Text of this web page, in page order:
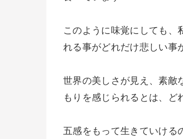
このように味覚にしても、
れる事がどれだけ悲しい事
世界の美しさが見え、素敵
もりを感じられるとは、ど
五感をもって生きていける